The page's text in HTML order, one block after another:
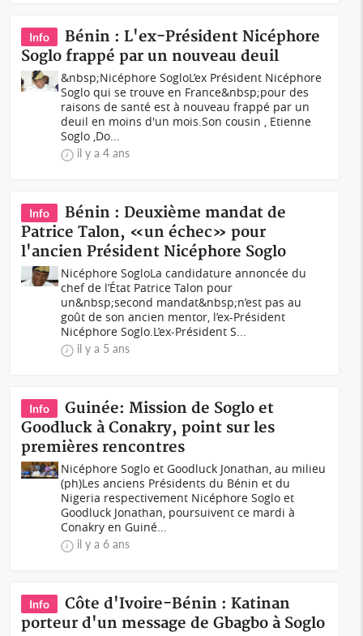
Info
Bénin : L'ex-Président Nicéphore
Soglo frappé par un nouveau deuil
&nbsp;Nicéphore SogloL’ex Président Nicéphore
Soglo qui se trouve en France&nbsp;pour des
raisons de santé est à nouveau frappé par un
deuil en moins d'un mois.Son cousin , Etienne
Soglo ,Do...
il y a 4 ans
Info
Bénin : Deuxième mandat de
Patrice Talon, «un échec» pour
l'ancien Président Nicéphore Soglo
Nicéphore SogloLa candidature annoncée du
chef de l’État Patrice Talon pour
un&nbsp;second mandat&nbsp;n’est pas au
goût de son ancien mentor, l’ex-Président
Nicéphore Soglo.L’ex-Président S...
il y a 5 ans
Info
Guinée: Mission de Soglo et
Goodluck à Conakry, point sur les
premières rencontres
Nicéphore Soglo et Goodluck Jonathan, au milieu
(ph)Les anciens Présidents du Bénin et du
Nigeria respectivement Nicéphore Soglo et
Goodluck Jonathan, poursuivent ce mardi à
Conakry en Guiné...
il y a 6 ans
Info
Côte d'Ivoire-Bénin : Katinan
porteur d'un message de Gbagbo à Soglo